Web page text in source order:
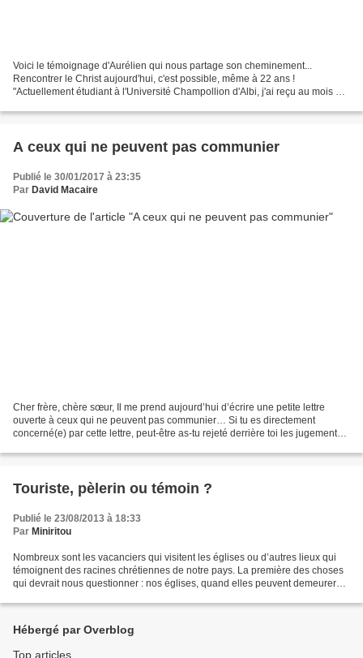
Voici le témoignage d'Aurélien qui nous partage son cheminement...
Rencontrer le Christ aujourd'hui, c'est possible, même à 22 ans !
"Actuellement étudiant à l'Université Champollion d'Albi, j'ai reçu au mois de
A ceux qui ne peuvent pas communier
Publié le 30/01/2017 à 23:35
Par David Macaire
Cher frère, chère sœur, Il me prend aujourd’hui d’écrire une petite lettre
ouverte à ceux qui ne peuvent pas communier… Si tu es directement
concerné(e) par cette lettre, peut-être as-tu rejeté derrière toi les jugements
Touriste, pèlerin ou témoin ?
Publié le 23/08/2013 à 18:33
Par Miniritou
Nombreux sont les vacanciers qui visitent les églises ou d’autres lieux qui
témoignent des racines chrétiennes de notre pays. La première des choses
qui devrait nous questionner : nos églises, quand elles peuvent demeurer
Hébergé par Overblog
Top articles